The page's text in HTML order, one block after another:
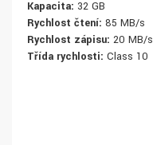
Kapacita: 32 GB
Rychlost čtení: 85 MB/s
Rychlost zápisu: 20 MB/s
Třída rychlosti: Class 10